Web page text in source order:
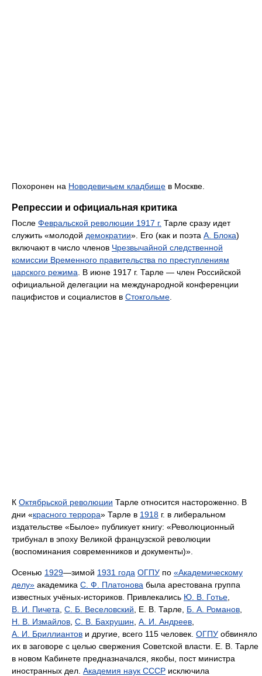
Похоронен на Новодевичьем кладбище в Москве.
Репрессии и официальная критика
После Февральской революции 1917 г. Тарле сразу идет
служить «молодой демократии». Его (как и поэта А. Блока)
включают в число членов Чрезвычайной следственной
комиссии Временного правительства по преступлениям
царского режима . В июне 1917 г. Тарле — член Российской
официальной делегации на международной конференции
пацифистов и социалистов в Стокгольме
К Октябрьской революции Тарле относится настороженно. В
дни «красного террора» Тарле в 1918 г. в либеральном
издательстве «Былое» публикует книгу: «Революционный
трибунал в эпоху Великой французской революции
(воспоминания современников и документы)».
Осенью 1929—зимой 1931 года ОГПУ по «Академическому
делу» академика С. Ф. Платонова была арестована группа
известных учёных-историков. Привлекались Ю. В. Готье
В. И. Пичета С. Б. Веселовский , Е. В. Тарле, Б. А. Романов
Н. В. Измайлов С. В. Бахрушин А. И. Андреев
А. И. Бриллиантов и другие, всего 115 человек. ОГПУ обвиняло
их в заговоре с целью свержения Советской власти. Е. В. Тарле
в новом Кабинете предназначался, якобы, пост министра
иностранных дел. Академия наук СССР исключила